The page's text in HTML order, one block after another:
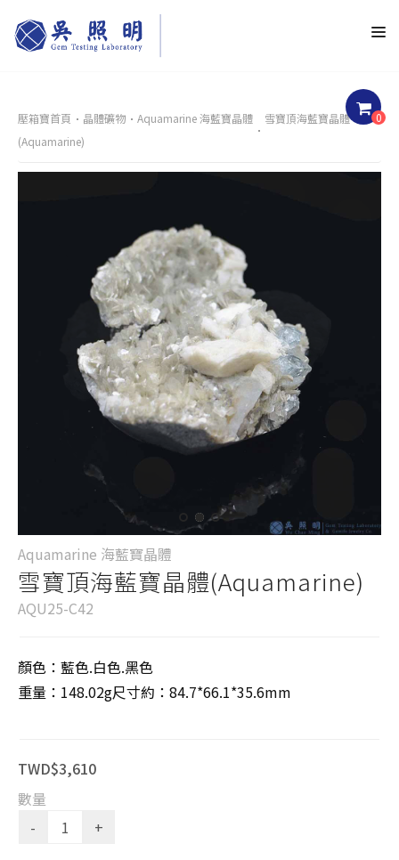
0
壓箱寶首頁 晶體礦物 Aquamarine 海藍寶晶體
雪寶頂海藍寶晶體
(Aquamarine)
Aquamarine 海藍寶晶體
雪寶頂海藍寶晶體(Aquamarine)
AQU25-C42
顏色：藍色.白色.黑色
重量：148.02g尺寸約：84.7*66.1*35.6mm
TWD$3,610
數量